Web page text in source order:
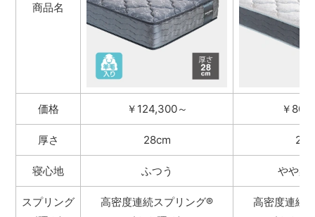
商品名
価格 ￥124,300～ ￥
厚さ 28cm
寝心地 ふつう やや柔
スプリング
高密度連続スプリング®
高密度連続